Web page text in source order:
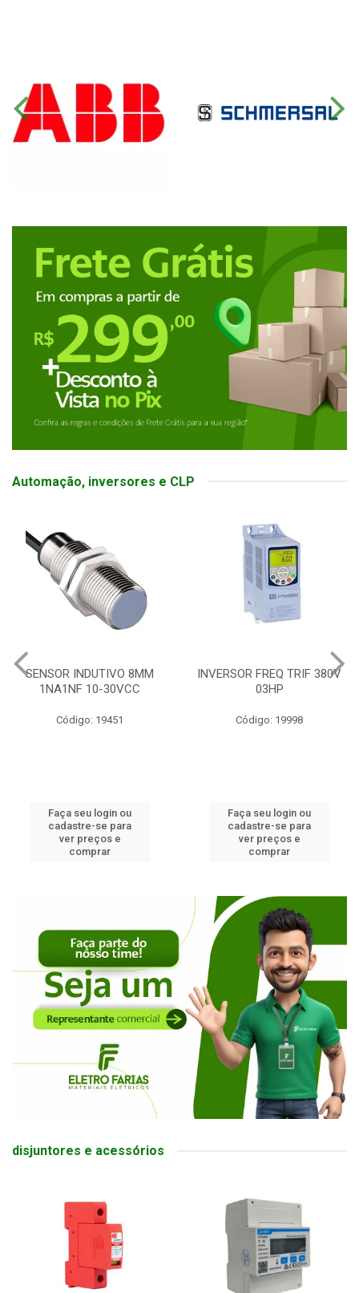
Automação, inversores e CLP
SENSOR INDUTIVO 8MM
1NA1NF 10-30VCC
Código: 19451
Faça seu login ou
cadastre-se para
ver preços e
comprar
INVERSOR FREQ TRIF 380V
03HP
Código: 19998
Faça seu login ou
cadastre-se para
ver preços e
comprar
disjuntores e acessórios